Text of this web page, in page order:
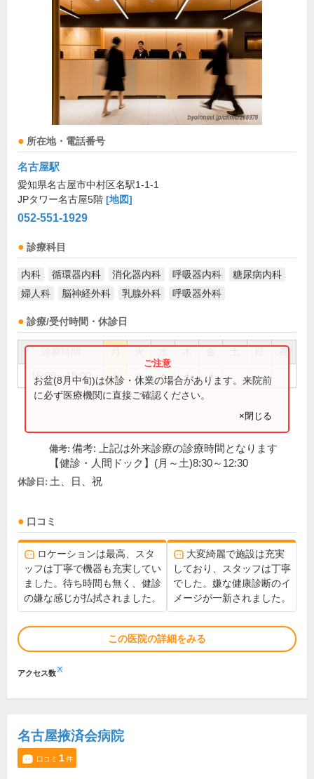
所在地・電話番号
名古屋駅
愛知県名古屋市中村区名駅1-1-1
JPタワー名古屋5階 [地図]
052-551-1929
診療科目
内科 循環器内科 消化器内科 呼吸器内科
糖尿病内科
婦人科
脳神経外科 乳腺外科 呼吸器外科
診療/受付時間・休診日
祝
15:00～18:00 ● ● ● ● ●
お盆(8月中旬)は休診・休業の場合があります。来院前
に必ず医療機関に直接ご確認ください。
×閉じる
備考: 備考: 上記は外来診療の診療時間となります
【健診・人間ドック】(月～土)8:30～12:30
休診日: 土、日、祝
口コミ
ロケーションは最高、スタ
ッフは丁寧で機器も充実してい
ました。待ち時間も無く、健診
の嫌な感じが払拭されました。
大変綺麗で施設は充実
しており、スタッフは丁寧
でした。嫌な健康診断のイ
メージが一新されました。
この医院の詳細をみる
アクセス数※
名古屋掖済会病院
口コミ 1件